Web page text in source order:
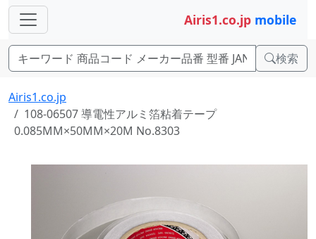
Airis1.co.jp mobile
検索
Airis1.co.jp
108-06507 導電性アルミ箔粘着テープ
0.085MM×50MM×20M No.8303